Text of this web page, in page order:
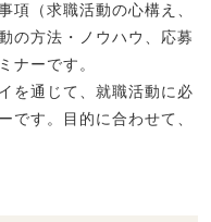
項（求職活動の心構え、
の方法・ノウハウ、応募
ナーです。
を通じて、就職活動に必
です。目的に合わせて、